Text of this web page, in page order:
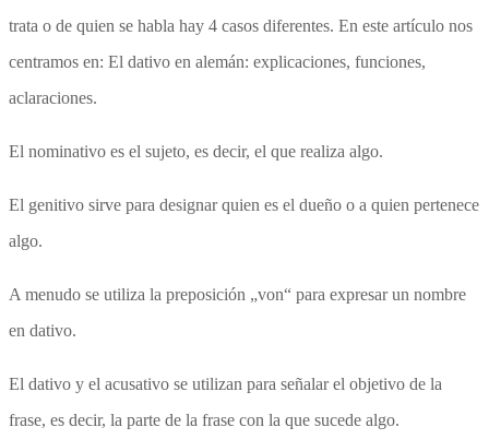
trata o de quien se habla hay 4 casos diferentes. En este artículo nos
centramos en: El dativo en alemán: explicaciones, funciones,
aclaraciones.
El nominativo es el sujeto, es decir, el que realiza algo.
El genitivo sirve para designar quien es el dueño o a quien pertenece
algo.
A menudo se utiliza la preposición „von“ para expresar un nombre
en dativo.
El dativo y el acusativo se utilizan para señalar el objetivo de la
frase, es decir, la parte de la frase con la que sucede algo.